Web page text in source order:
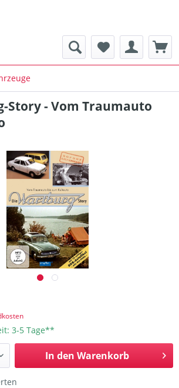
Story - Vom Traumauto
3-5 Tage**
In den Warenkorb